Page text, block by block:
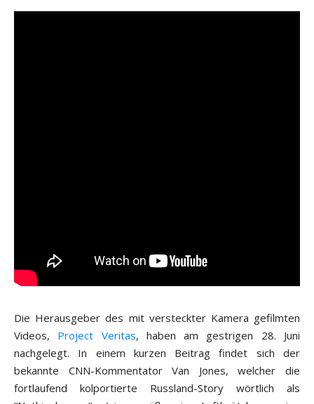
Die Herausgeber des mit versteckter Kamera gefilmten
Videos, Project Veritas, haben am gestrigen 28. Juni
nachgelegt. In einem kurzen Beitrag findet sich der
bekannte CNN-Kommentator Van Jones, welcher die
fortlaufend kolportierte Russland-Story wörtlich als